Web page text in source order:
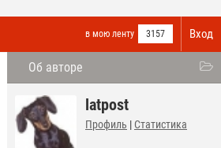
Вход
в мою ленту 3157
Об авторе
latpost
Профиль | Статистика